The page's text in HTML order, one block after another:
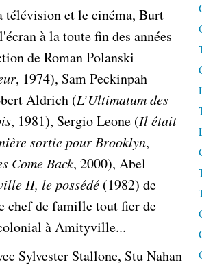
télévision et le cinéma, Burt
à la toute fin des années
de Roman Polanski
, 1974), Sam Peckinpah
Aldrich (L’Ultimatum des
, 1981), Sergio Leone (Il était
sortie pour Brooklyn,
Come Back, 2000), Abel
II, le possédé (1982) de
chef de famille tout fier de
à Amityville...
Sylvester Stallone, Stu Nahan